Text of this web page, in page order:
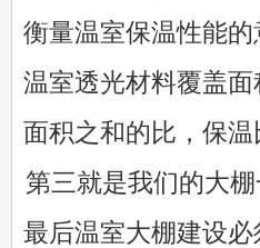
衡量温室保温性能
温室透光材料覆盖
面积之和的比，保
第三就是我们的大
最后温室大棚建设